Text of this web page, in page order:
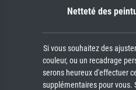
Netteté des
Si vous souhaitez des
couleur, ou un recadrage
serons heureux d'effectuer
supplémentaires pour vous.